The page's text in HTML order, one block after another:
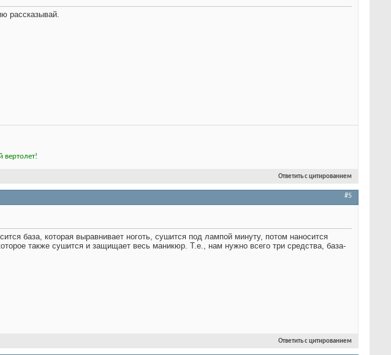
рассказывай.
вертолет!
Ответить с цитированием
#5
база, которая выравнивает ноготь, сушится под лампой минуту, потом наносится
также сушится и защищает весь маникюр. Т.е., нам нужно всего три средства, база-
Ответить с цитированием